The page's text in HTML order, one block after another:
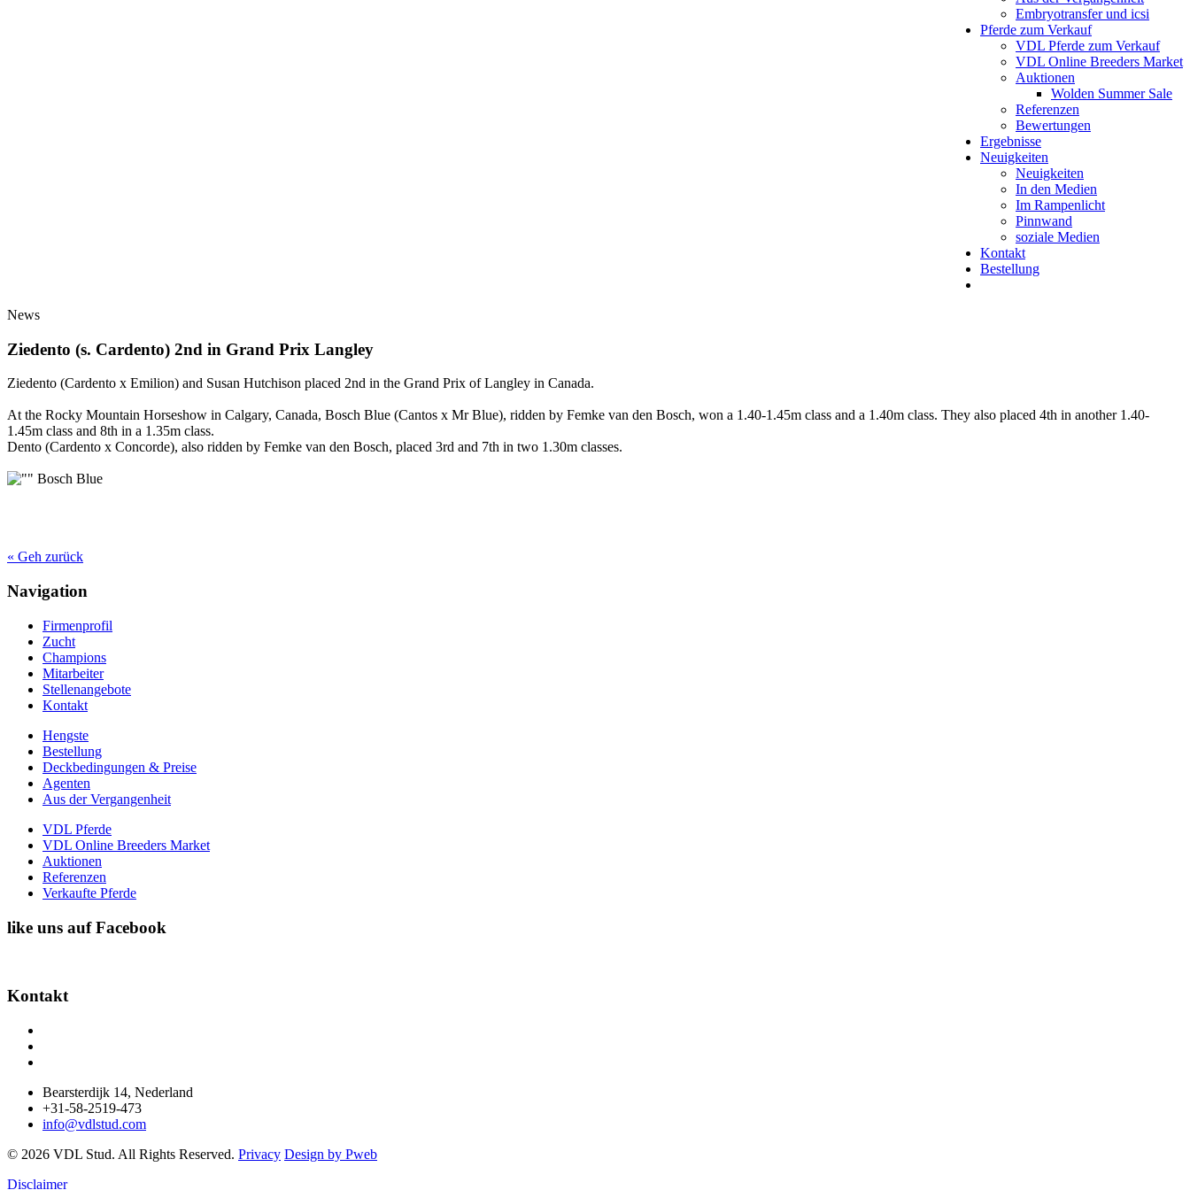
Embryotransfer und icsi
Pferde zum Verkauf
VDL Pferde zum Verkauf
VDL Online Breeders Market
Auktionen
Wolden Summer Sale
Referenzen
Bewertungen
Ergebnisse
Neuigkeiten
Neuigkeiten
In den Medien
Im Rampenlicht
Pinnwand
soziale Medien
Kontakt
Bestellung
News
Ziedento (s. Cardento) 2nd in Grand Prix Langley
Ziedento (Cardento x Emilion) and Susan Hutchison placed 2nd in the Grand Prix of Langley in Canada.
At the Rocky Mountain Horseshow in Calgary, Canada, Bosch Blue (Cantos x Mr Blue), ridden by Femke van den Bosch, won a 1.40-1.45m class and a 1.40m class. They also placed 4th in another 1.40-
1.45m class and 8th in a 1.35m class.
Dento (Cardento x Concorde), also ridden by Femke van den Bosch, placed 3rd and 7th in two 1.30m classes.
Bosch Blue
« Geh zurück
Navigation
Firmenprofil
Zucht
Champions
Mitarbeiter
Stellenangebote
Kontakt
Hengste
Bestellung
Deckbedingungen & Preise
Agenten
Aus der Vergangenheit
VDL Pferde
VDL Online Breeders Market
Auktionen
Referenzen
Verkaufte Pferde
like uns auf Facebook
Kontakt
Bearsterdijk 14, Nederland
+31-58-2519-473
info@vdlstud.com
© 2026 VDL Stud. All Rights Reserved. Privacy Design by Pweb
Disclaimer